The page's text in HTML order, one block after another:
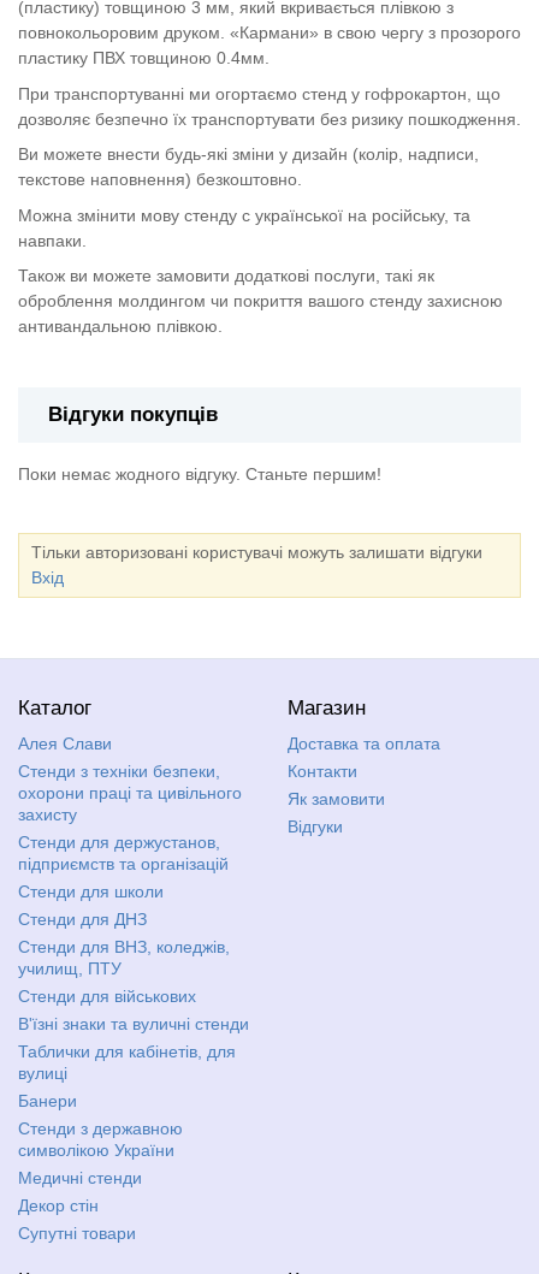
(пластику) товщиною 3 мм, який вкривається плівкою з
повнокольоровим друком. «Кармани» в свою чергу з прозорого
пластику ПВХ товщиною 0.4мм.
При транспортуванні ми огортаємо стенд у гофрокартон, що
дозволяє безпечно їх транспортувати без ризику пошкодження.
Ви можете внести будь-які зміни у дизайн (колір, надписи,
текстове наповнення) безкоштовно.
Можна змінити мову стенду с української на російську, та
навпаки.
Також ви можете замовити додаткові послуги, такі як
оброблення молдингом чи покриття вашого стенду захисною
антивандальною плівкою.
Відгуки покупців
Поки немає жодного відгуку. Станьте першим!
Тільки авторизовані користувачі можуть залишати відгуки
Вхід
Каталог
Алея Слави
Стенди з техніки безпеки,
охорони праці та цивільного
захисту
Стенди для держустанов,
підприємств та організацій
Стенди для школи
Стенди для ДНЗ
Стенди для ВНЗ, коледжів,
училищ, ПТУ
Стенди для військових
В'їзні знаки та вуличні стенди
Таблички для кабінетів, для
вулиці
Банери
Стенди з державною
символікою України
Медичні стенди
Декор стін
Супутні товари
Магазин
Доставка та оплата
Контакти
Як замовити
Відгуки